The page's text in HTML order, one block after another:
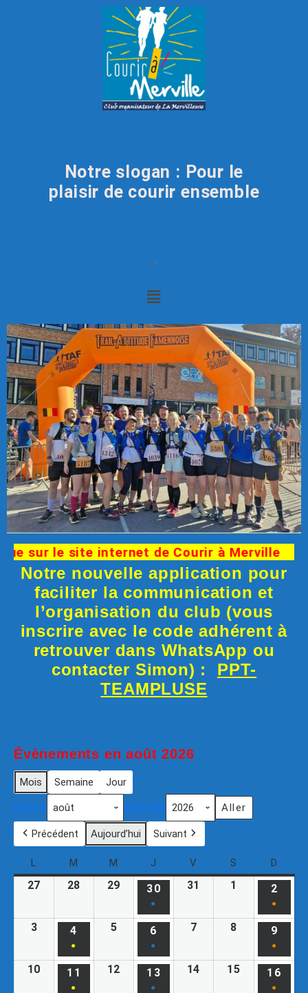
Notre slogan : Pour le
plaisir de courir ensemble
sur le site internet de Courir à Merville
Notre nouvelle application pour
faciliter la communication et
l’organisation du club (vous
inscrire avec le code adhérent à
retrouver dans WhatsApp ou
contacter Simon) : PPT-
TEAMPLUSE
Évènements en août 2026
Mois Semaine Jour
Mois Année
Précédent Aujourd’hui Suivant
L M M J V S D
27 28 29 30
●
31 1 2
●
3 4
●
5 6
●
7 8 9
●
10 11
●
12 13
●
14 15 16
●